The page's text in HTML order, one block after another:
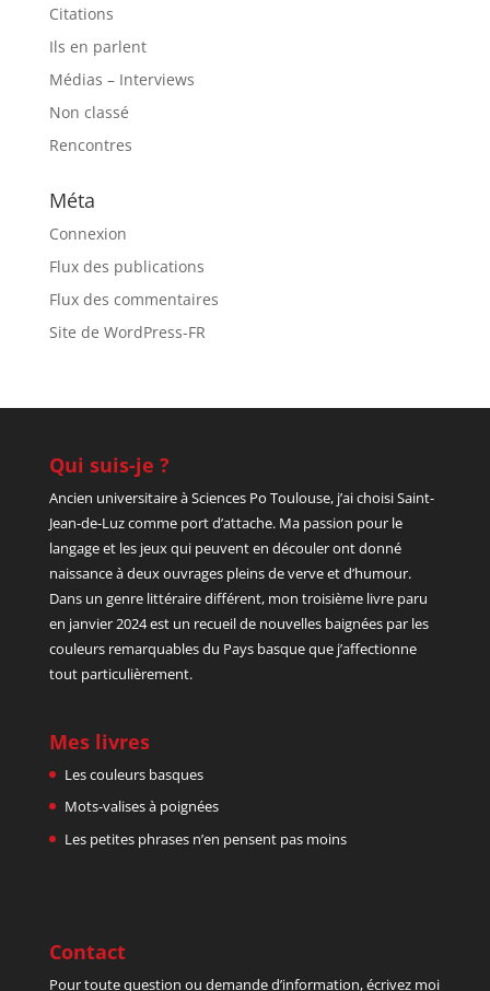
Citations
Ils en parlent
Médias – Interviews
Non classé
Rencontres
Méta
Connexion
Flux des publications
Flux des commentaires
Site de WordPress-FR
Qui suis-je ?
Ancien universitaire à Sciences Po Toulouse, j’ai choisi Saint-
Jean-de-Luz comme port d’attache. Ma passion pour le
langage et les jeux qui peuvent en découler ont donné
naissance à deux ouvrages pleins de verve et d’humour.
Dans un genre littéraire différent, mon troisième livre paru
en janvier 2024 est un recueil de nouvelles baignées par les
couleurs remarquables du Pays basque que j’affectionne
tout particulièrement.
Mes livres
Les couleurs basques
Mots-valises à poignées
Les petites phrases n’en pensent pas moins
Contact
Pour toute question ou demande d’information, écrivez moi